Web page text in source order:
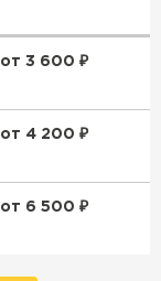
от 3 600 ₽
от 4 200 ₽
от 6 500 ₽